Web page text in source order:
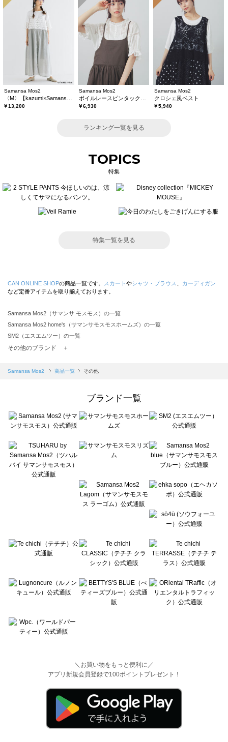
Samansa Mos2
￥13,200
Samansa Mos2
￥6,930
Samansa Mos2
クロシェ風ベスト
￥5,940
ランキング一覧を見る
TOPICS
特集
特集一覧を見る
CAN ONLINE SHOPの商品一覧です。 スカート やシャツ・ブラウス
カーディガン
など定番アイテムを取り揃えております。
Samansa Mos2（サマンサ モスモス）の一覧
Samansa Mos2 home's（サマンサモスモスホームズ）の一覧
SM2（エスエムツー）の一覧
TSUHARU by Samansa Mos2（ツハルバイサマンサモスモス）の一覧
Samansa Mos2 blue（サマンサモスモス ブルー）の一覧
Te chichi（テチチ）の一覧
Te chichi CLASSIC（テチチ クラシック）の一覧
Lugnoncure（ルノンキュール）の一覧
BETTY'S BLUE（べティーズブルー）の一覧
Wpc.（ワールドパーティー）の一覧
その他のブランド ＋
Samansa Mos2 商品一覧 その他
ブランド一覧
＼お買い物をもっと便利に／
アプリ新規会員登録で100ポイントプレゼント！